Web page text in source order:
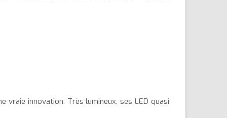
vraie innovation. Très lumineux, ses LED quasi